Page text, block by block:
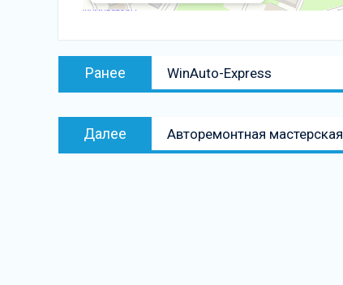
Навигация
Ранее
Предыдущая
WinAuto-Express
Далее
Следующая
запись
Авторемонтная мастерская